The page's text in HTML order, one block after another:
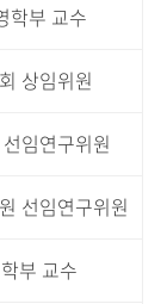
학부 교수
상임위원
임연구위원
선임연구위원
부 교수